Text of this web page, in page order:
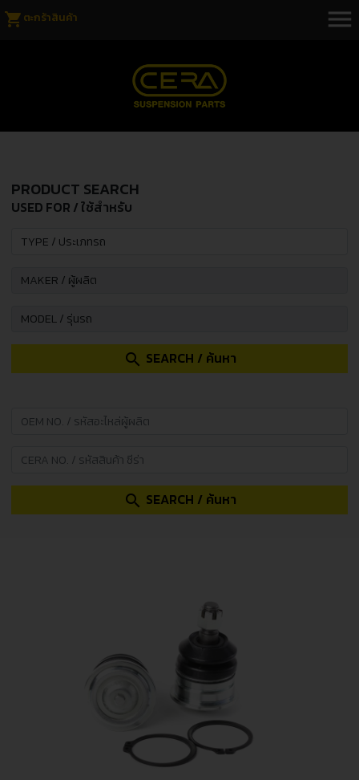
shopping_cart ตะกร้าสินค้า menu
PRODUCT SEARCH
USED FOR / ใช้สำหรับ
search SEARCH / ค้นหา
search SEARCH / ค้นหา